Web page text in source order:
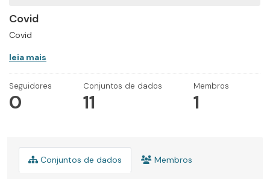
Covid
Covid
leia mais
Seguidores
0
Conjuntos de dados
11
Membros
1
Conjuntos de dados Membros